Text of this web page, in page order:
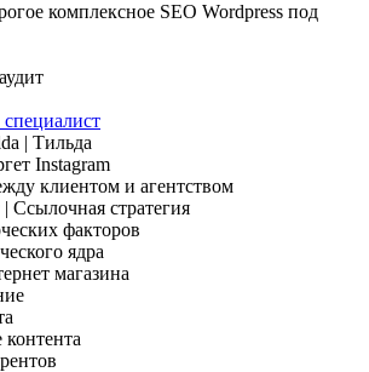
комплексное SEO Wordpress под
| Тильда
Instagram
клиентом и агентством
| Ссылочная стратегия
факторов
ядра
магазина